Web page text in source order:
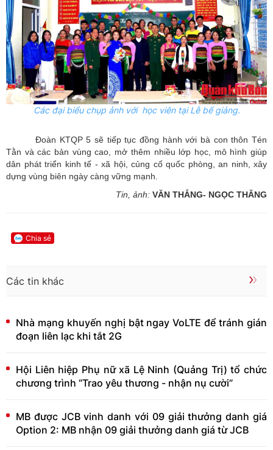
Các đại biểu chụp ảnh với học viên tại Lễ bế giảng.
Đoàn KTQP 5 sẽ tiếp tục đồng hành với bà con thôn Tén
Tằn và các bản vùng cao, mở thêm nhiều lớp học, mô hình giúp
dân phát triển kinh tế - xã hội, củng cố quốc phòng, an ninh, xây
dựng vùng biên ngày càng vững mạnh.
Tin, ảnh: VĂN THẮNG- NGỌC THĂNG
Chia sẻ
Các tin khác
Nhà mạng khuyến nghị bật ngay VoLTE để tránh gián
đoạn liên lạc khi tắt 2G
Hội Liên hiệp Phụ nữ xã Lệ Ninh (Quảng Trị) tổ chức
chương trình “Trao yêu thương - nhận nụ cười”
MB được JCB vinh danh với 09 giải thưởng danh giá
Option 2: MB nhận 09 giải thưởng danh giá từ JCB